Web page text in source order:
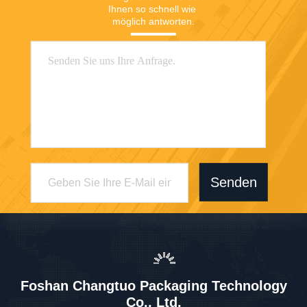
Ihnen so schnell wie
möglich antworten.
Senden
Foshan Changtuo Packaging Technology
Co., Ltd.